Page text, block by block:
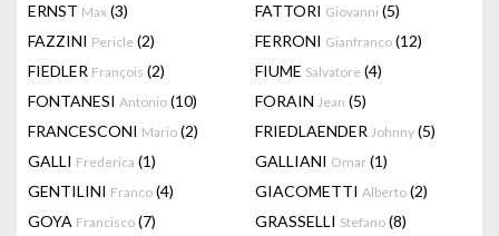
ERNST Max (3) FATTORI Giovanni (5)
FAZZINI Pericle (2) FERRONI Gianfranco (12)
FIEDLER François (2) FIUME Salvatore (4)
FONTANESI Antonio (10) FORAIN Jean (5)
FRANCESCONI Mario (2) FRIEDLAENDER Johnny (5)
GALLI Frederica (1) GALLIANI Omar (1)
GENTILINI Franco (4) GIACOMETTI Alberto (2)
GOYA Francisco (7) GRASSELLI Stefano (8)